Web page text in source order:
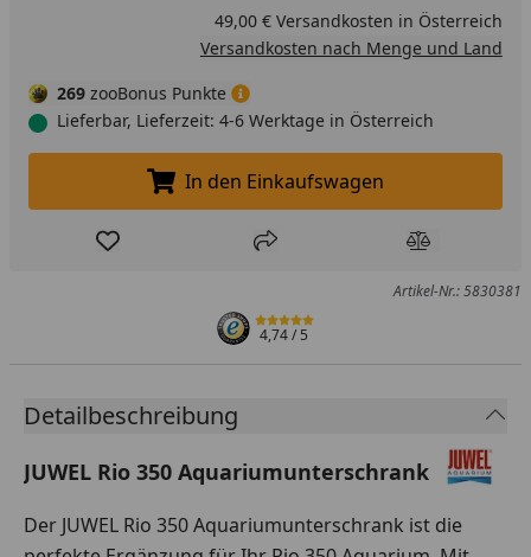
49,00 € Versandkosten in Österreich
Versandkosten nach Menge und Land
269 zooBonus Punkte
Lieferbar, Lieferzeit: 4-6 Werktage in Österreich
In den Einkaufswagen legen
In den Einkaufswagen
Produkt zur Wunschliste hinzufügen
Teilen Produkt
Artikel-Nr.: 5830381
4,74/ 5
Detailbeschreibung
JUWEL Rio 350 Aquariumunterschrank
Der JUWEL Rio 350 Aquariumunterschrank ist die